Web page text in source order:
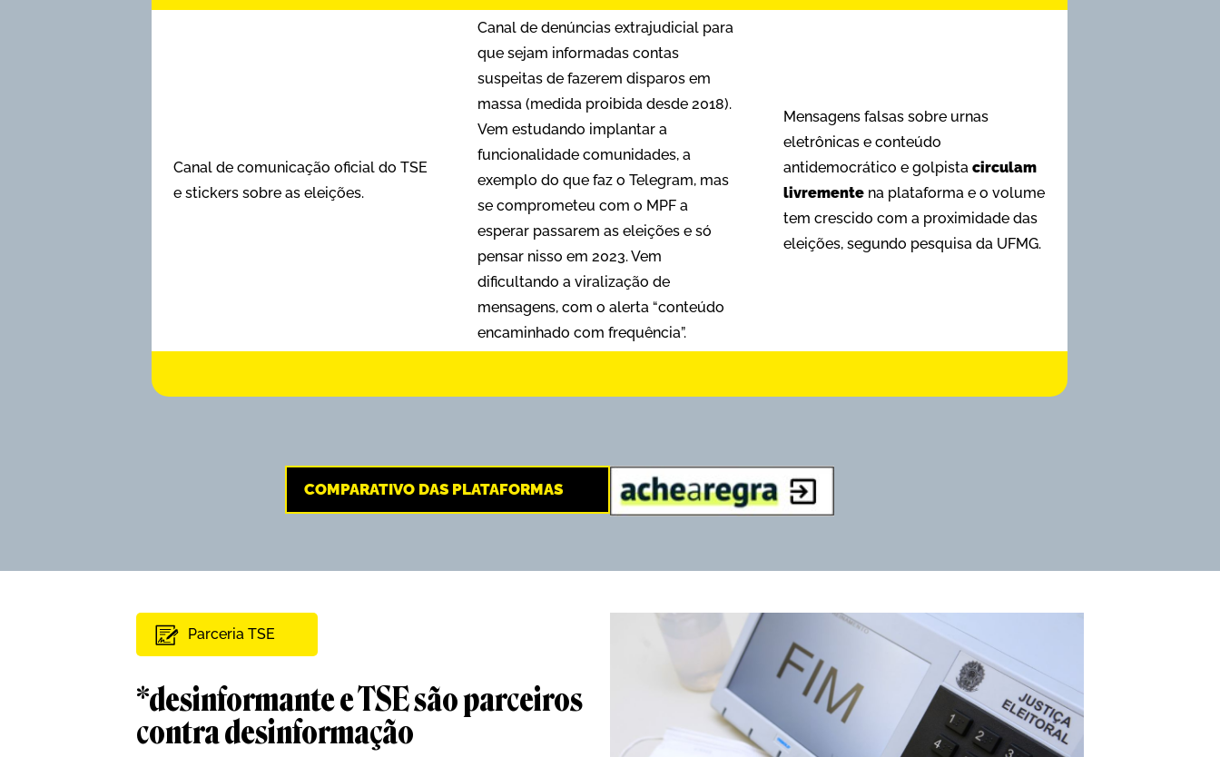
Canal de comunicação oficial do TSE
e stickers sobre as eleições.
Canal de denúncias extrajudicial para
que sejam informadas contas
suspeitas de fazerem disparos em
massa (medida proibida desde 2018).
Vem estudando implantar a
funcionalidade comunidades, a
exemplo do que faz o Telegram, mas
se comprometeu com o MPF a
esperar passarem as eleições e só
pensar nisso em 2023. Vem
dificultando a viralização de
mensagens, com o alerta “conteúdo
encaminhado com frequência”.
Mensagens falsas sobre urnas
eletrônicas e conteúdo
antidemocrático e golpistacirculam
livremente na plataforma e o volume
tem crescido com a proximidade das
eleições, segundo pesquisa da UFMG.
COMPARATIVO DAS PLATAFORMAS
Parceria TSE
*desinformante e TSE são parceiros
contra desinformação